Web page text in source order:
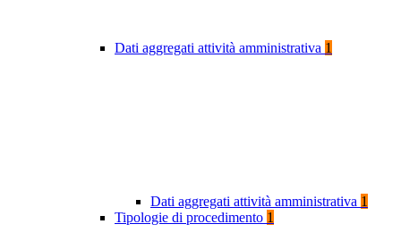
Dati aggregati attività amministrativa 1
Dati aggregati attività amministrativa 1
Tipologie di procedimento 1